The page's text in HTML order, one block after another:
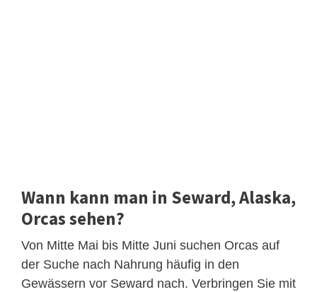
Wann kann man in Seward, Alaska,
Orcas sehen?
Von Mitte Mai bis Mitte Juni suchen Orcas auf
der Suche nach Nahrung häufig in den
Gewässern vor Seward nach. Verbringen Sie mit